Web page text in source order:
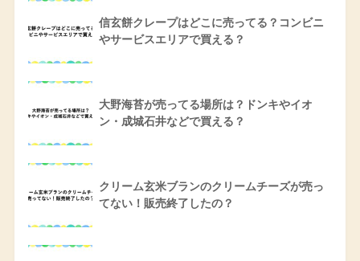
信玄餅クレープはどこに売ってる？コンビニ
やサービスエリアで買える？
大野海苔が売ってる場所は？ドンキやイオ
ン・成城石井などで買える？
クリーム玄米ブランのクリームチーズが売っ
てない！販売終了したの？